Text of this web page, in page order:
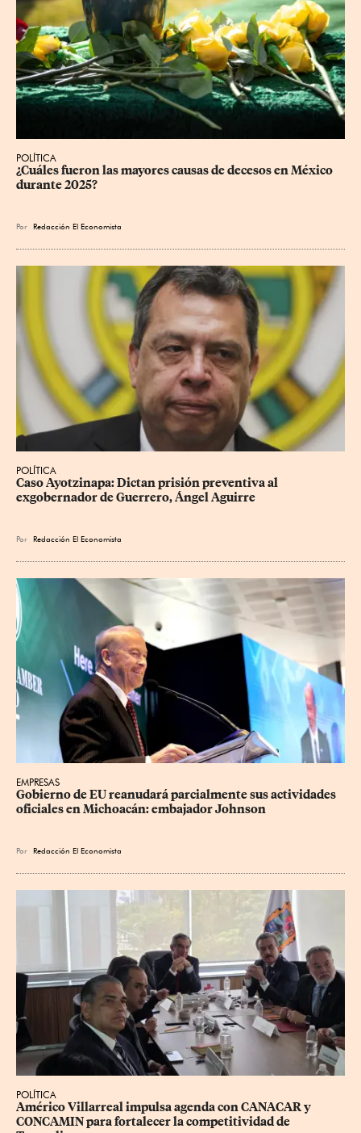
POLÍTICA
¿Cuáles fueron las mayores causas de decesos en México
durante 2025?
Por Redacción El Economista
POLÍTICA
Caso Ayotzinapa: Dictan prisión preventiva al
exgobernador de Guerrero, Ángel Aguirre
Por Redacción El Economista
EMPRESAS
Gobierno de EU reanudará parcialmente sus actividades
oficiales en Michoacán: embajador Johnson
Por Redacción El Economista
POLÍTICA
Américo Villarreal impulsa agenda con CANACAR y
CONCAMIN para fortalecer la competitividad de